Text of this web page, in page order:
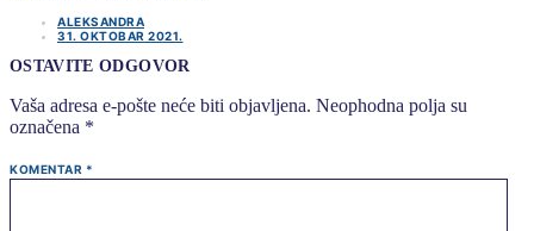
ALEKSANDRA
31. OKTOBAR 2021.
OSTAVITE ODGOVOR
Vaša adresa e-pošte neće biti objavljena. Neophodna polja su
označena *
KOMENTAR *